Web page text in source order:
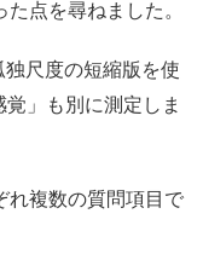
た点を尋ねました。
尺度の短縮版を使
」も別に測定しま
れ複数の質問項目で